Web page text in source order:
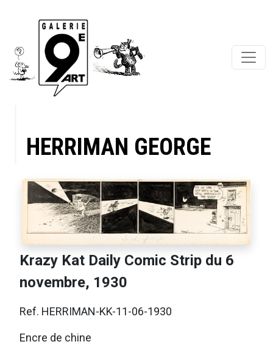
HERRIMAN GEORGE
Krazy Kat Daily Comic Strip du 6
novembre, 1930
Ref. HERRIMAN-KK-11-06-1930
Encre de chine